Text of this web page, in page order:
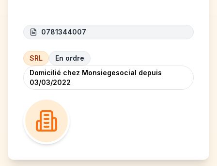
0781344007
SRL
En ordre
Domicilié chez Monsiegesocial depuis
03/03/2022